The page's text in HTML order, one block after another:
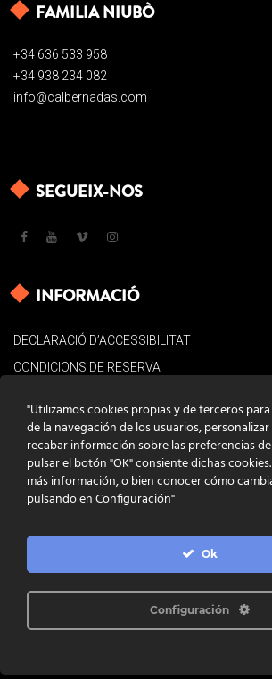
FAMILIA NIUBÒ
+34 636 533 958
+34 938 234 082
info@calbernadas.com
SEGUEIX-NOS
INFORMACIÓ
DECLARACIÓ D’ACCESSIBILITAT
CONDICIONS DE RESERVA
POLÍTICA DE COOKIES
CONTACTE
PROGRAMACIÓ INFOACTIVA'T
"Utilizamos cookies propias y de terceros
de la navegación de los usuarios,
recabar información sobre las preferencias
pulsar el botón "OK" consiente dichas
más información, o bien conocer cómo
pulsando en Configuración"
Ok
Configuración